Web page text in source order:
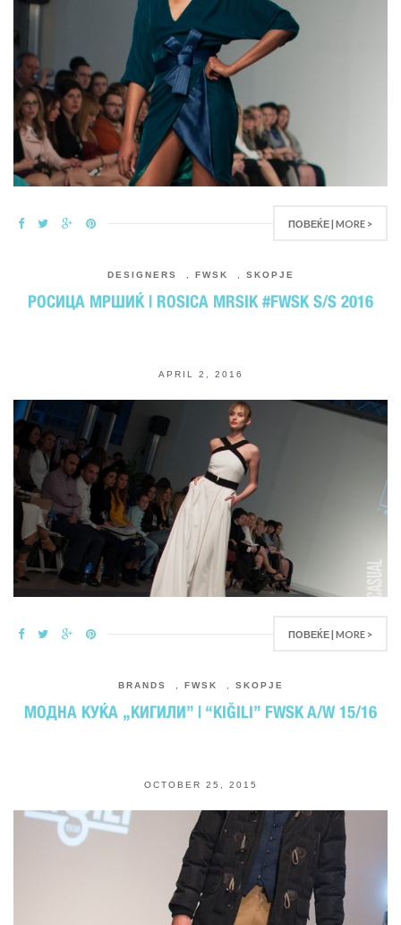
ПОВЕЌЕ | MORE >
DESIGNERS FWSK SKOPJE
РОСИЦА МРШИЌ | ROSICA MRSIK #FWSK S/S 2016
APRIL 2, 2016
ПОВЕЌЕ | MORE >
BRANDS FWSK SKOPJE
МОДНА КУЌА „КИГИЛИ” | “KIĞILI” FWSK A/W 15/16
OCTOBER 25, 2015